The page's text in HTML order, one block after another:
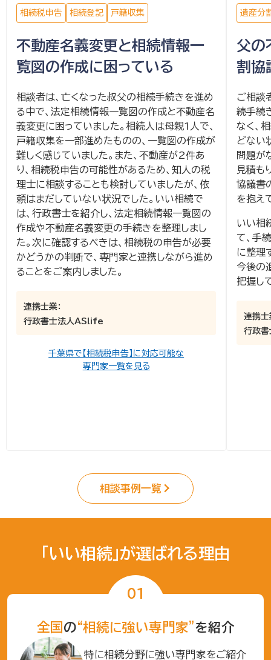
相続税申告 相続登記 戸籍収集
不動産名義変更と相続情報一
覧図の作成に困っている
相談者は、亡くなった叔父の相続手続きを進め
る中で、法定相続情報一覧図の作成と不動産名
義変更に困っていました。相続人は母親1人で、
戸籍収集を一部進めたものの、一覧図の作成が
難しく感じていました。また、不動産が2件あ
り、相続税申告の可能性があるため、知人の税
理士に相談することも検討していましたが、依
頼はまだしていない状況でした。いい相続で
は、行政書士を紹介し、法定相続情報一覧図の
作成や不動産名義変更の手続きを整理しまし
た。次に確認するべきは、相続税の申告が必要
かどうかの判断で、専門家と連携しながら進め
ることをご案内しました。
連携士業：
行政書士法人ASlife
千葉県で【相続税申告】に対応可能な
専門家一覧を見る
遺産分
父の
割協
ご相談
続手続
なく、
どない
問題が
見積も
協議書
を抱え
いい相
て、手
に整理
今後の
把握し
連携士
行政
相談事例一覧
「いい相続」が選ばれる理由
全国 の“相続に強い専門家”を紹介
特に相続分野に強い専門家をご紹介